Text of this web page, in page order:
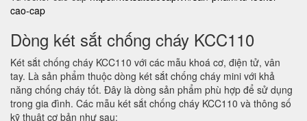
cao-cap
Dòng két sắt chống cháy KCC110
Két sắt chống cháy KCC110 với các mẫu khoá cơ, điện tử, vân
tay. Là sản phẩm thuộc dòng két sắt chống cháy mini với khả
năng chống cháy tốt. Đây là dòng sản phẩm phù hợp để sử dụng
trong gia đình. Các mẫu két sắt chống cháy KCC110 và thông số
kỹ thuật cơ bản như sau: